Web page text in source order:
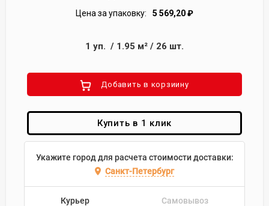
Цена за упаковку:
5 569,20₽
1 уп. / 1.95 м² / 26 шт.
Добавить в корзиину
Купить в 1 клик
Укажите город для расчета стоимости доставки:
Санкт-Петербург
Курьер Самовывоз